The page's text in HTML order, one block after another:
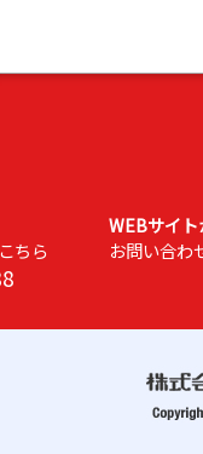
ちら
WEBサイト
お問い合わ